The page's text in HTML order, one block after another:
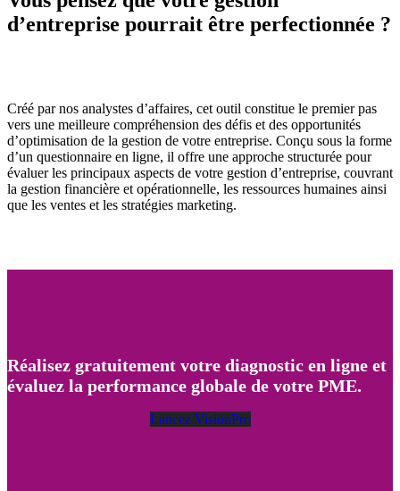
d’entreprise pourrait être perfectionnée ?
Créé par nos analystes d’affaires, cet outil constitue le premier pas
vers une meilleure compréhension des défis et des opportunités
d’optimisation de la gestion de votre entreprise. Conçu sous la forme
d’un questionnaire en ligne, il offre une approche structurée pour
évaluer les principaux aspects de votre gestion d’entreprise, couvrant
la gestion financière et opérationnelle, les ressources humaines ainsi
que les ventes et les stratégies marketing.
Réalisez gratuitement votre diagnostic en ligne et
évaluez la performance globale de votre PME.
Lancez VisionPro